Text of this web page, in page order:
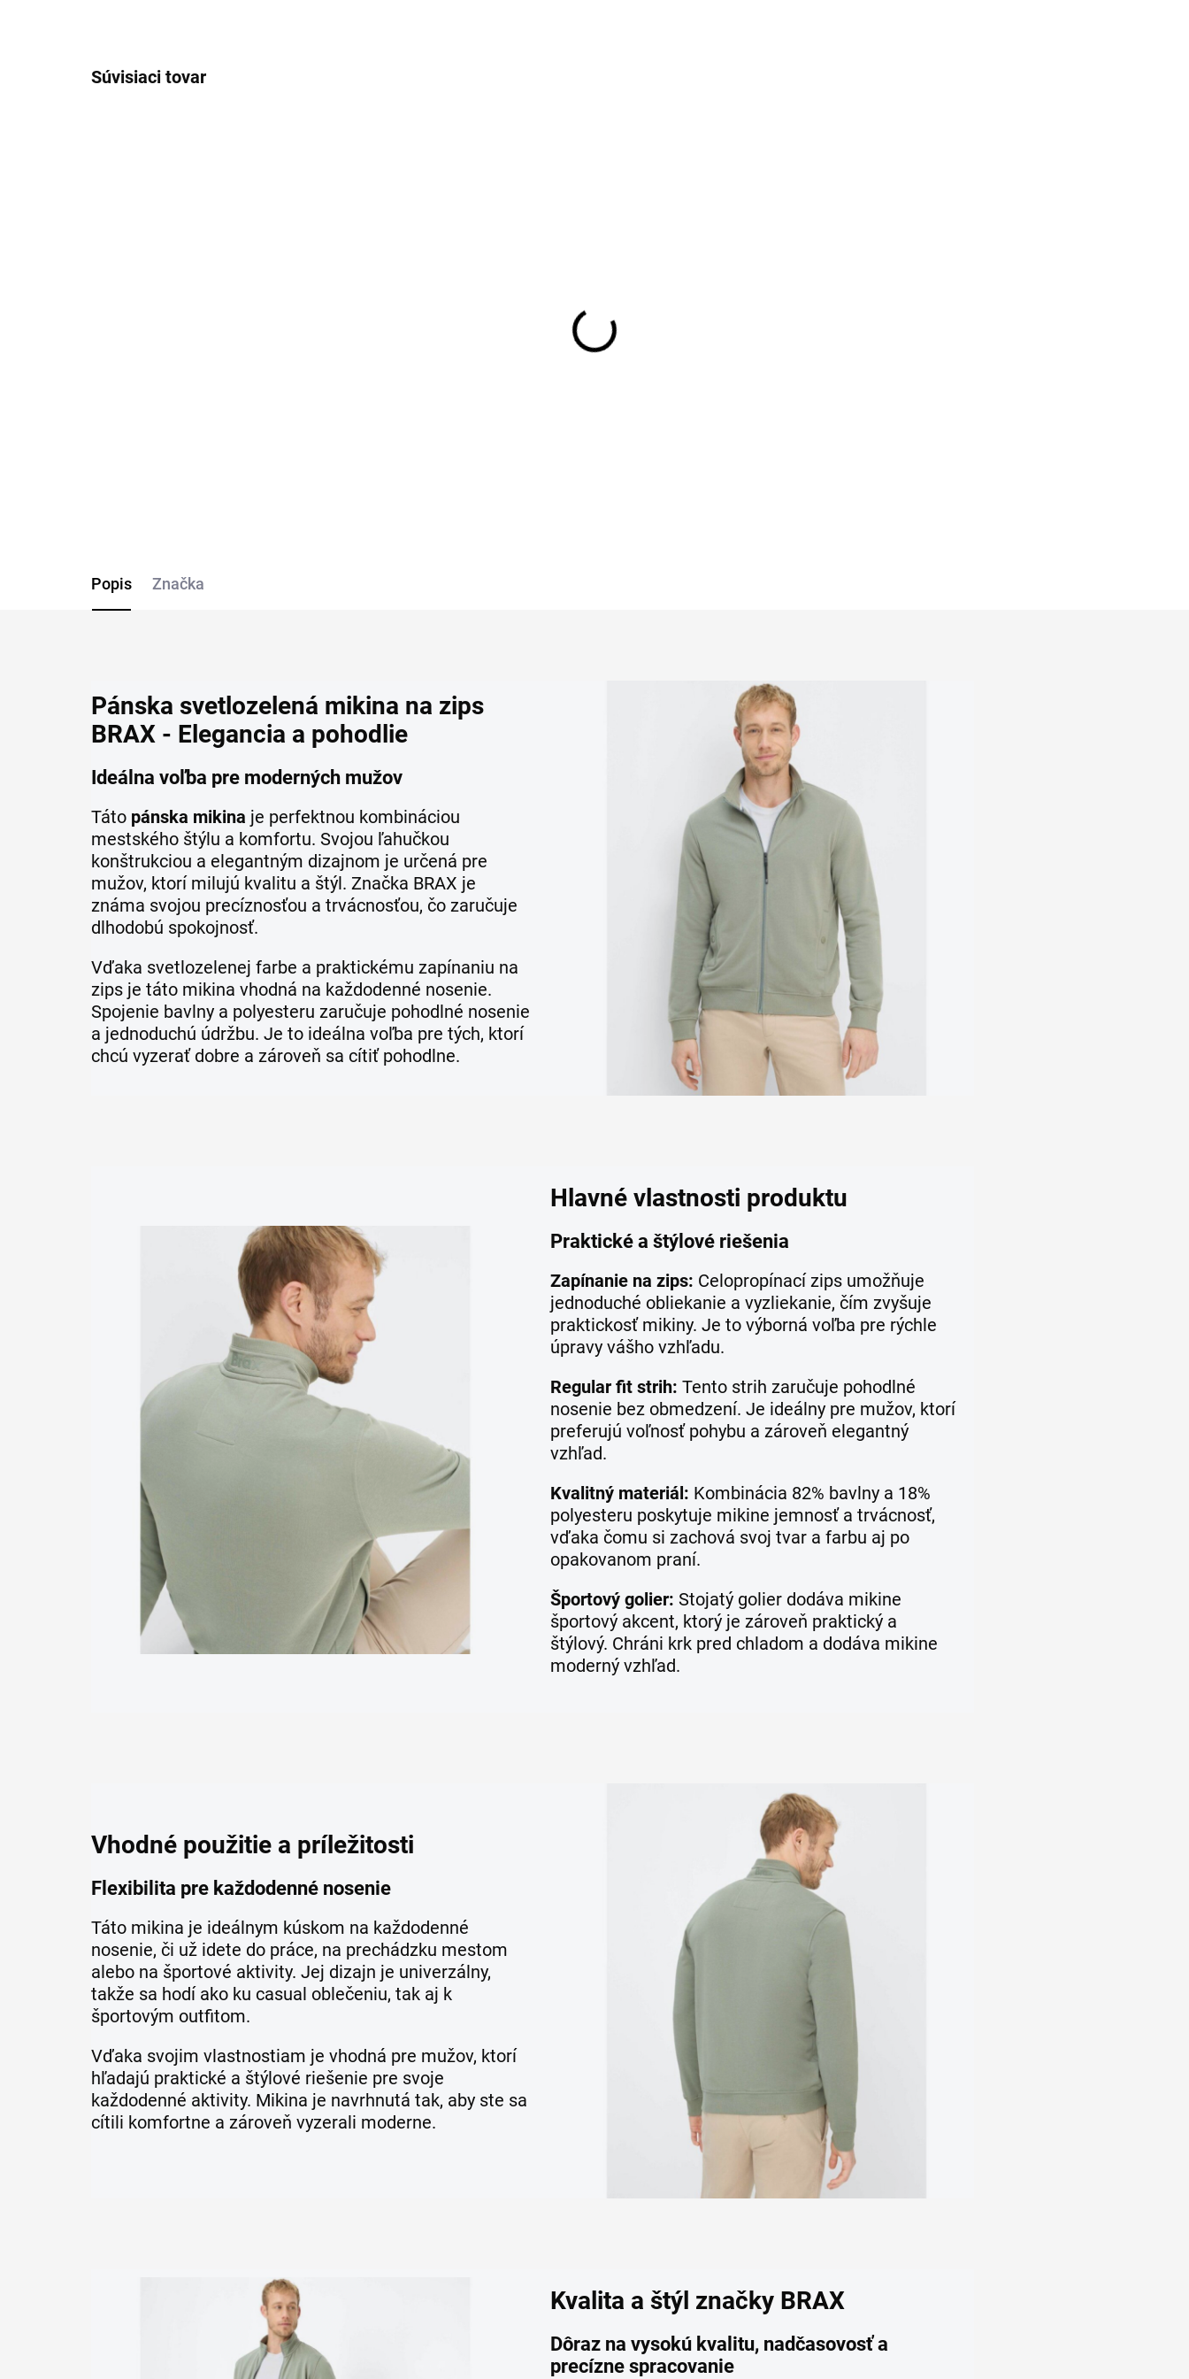
Súvisiaci tovar
Popis Značka
Pánska svetlozelená mikina na zips
BRAX - Elegancia a pohodlie
Ideálna voľba pre moderných mužov
Táto pánska mikina je perfektnou kombináciou
mestského štýlu a komfortu. Svojou ľahučkou
konštrukciou a elegantným dizajnom je určená pre
mužov, ktorí milujú kvalitu a štýl. Značka BRAX je
známa svojou precíznosťou a trvácnosťou, čo zaručuje
dlhodobú spokojnosť.
Vďaka svetlozelenej farbe a praktickému zapínaniu na
zips je táto mikina vhodná na každodenné nosenie.
Spojenie bavlny a polyesteru zaručuje pohodlné nosenie
a jednoduchú údržbu. Je to ideálna voľba pre tých, ktorí
chcú vyzerať dobre a zároveň sa cítiť pohodlne.
Hlavné vlastnosti produktu
Praktické a štýlové riešenia
Zapínanie na zips: Celopropínací zips umožňuje
jednoduché obliekanie a vyzliekanie, čím zvyšuje
praktickosť mikiny. Je to výborná voľba pre rýchle
úpravy vášho vzhľadu.
Regular fit strih: Tento strih zaručuje pohodlné
nosenie bez obmedzení. Je ideálny pre mužov, ktorí
preferujú voľnosť pohybu a zároveň elegantný
vzhľad.
Kvalitný materiál: Kombinácia 82% bavlny a 18%
polyesteru poskytuje mikine jemnosť a trvácnosť,
vďaka čomu si zachová svoj tvar a farbu aj po
opakovanom praní.
Športový golier: Stojatý golier dodáva mikine
športový akcent, ktorý je zároveň praktický a
štýlový. Chráni krk pred chladom a dodáva mikine
moderný vzhľad.
Vhodné použitie a príležitosti
Flexibilita pre každodenné nosenie
Táto mikina je ideálnym kúskom na každodenné
nosenie, či už idete do práce, na prechádzku mestom
alebo na športové aktivity. Jej dizajn je univerzálny,
takže sa hodí ako ku casual oblečeniu, tak aj k
športovým outfitom.
Vďaka svojim vlastnostiam je vhodná pre mužov, ktorí
hľadajú praktické a štýlové riešenie pre svoje
každodenné aktivity. Mikina je navrhnutá tak, aby ste sa
cítili komfortne a zároveň vyzerali moderne.
Kvalita a štýl značky BRAX
Dôraz na vysokú kvalitu, nadčasovosť a
precízne spracovanie